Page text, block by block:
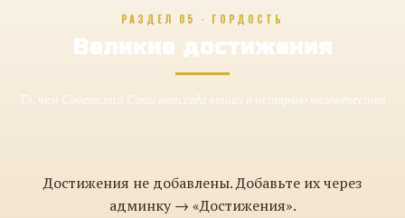
РАЗДЕЛ 05 · ГОРДОСТЬ
Великие достижения
То, чем Советский Союз навсегда вошёл в историю человечества
Достижения не добавлены. Добавьте их через
админку → «Достижения».